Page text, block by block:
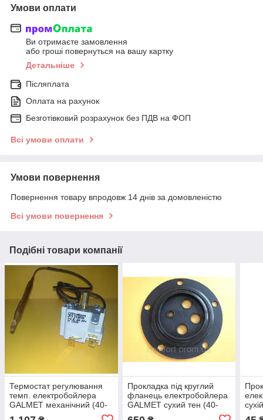
Умови оплати
Ви отримаєте замовлення
або гроші повернуться на вашу картку
Детальніше
Післяплата
Оплата на рахунок
Безготівковий розрахунок без ПДВ на ФОП
Всі умови оплати
Умови повернення
Повернення товару впродовж 14 днів за домовленістю
Всі умови повернення
Подібні товари компанії
Термостат регулювання
темп. електробойлера
GALMET механічний (40-
Прокладка під круглий
фланець електробойлера
GALMET сухий тен (40-